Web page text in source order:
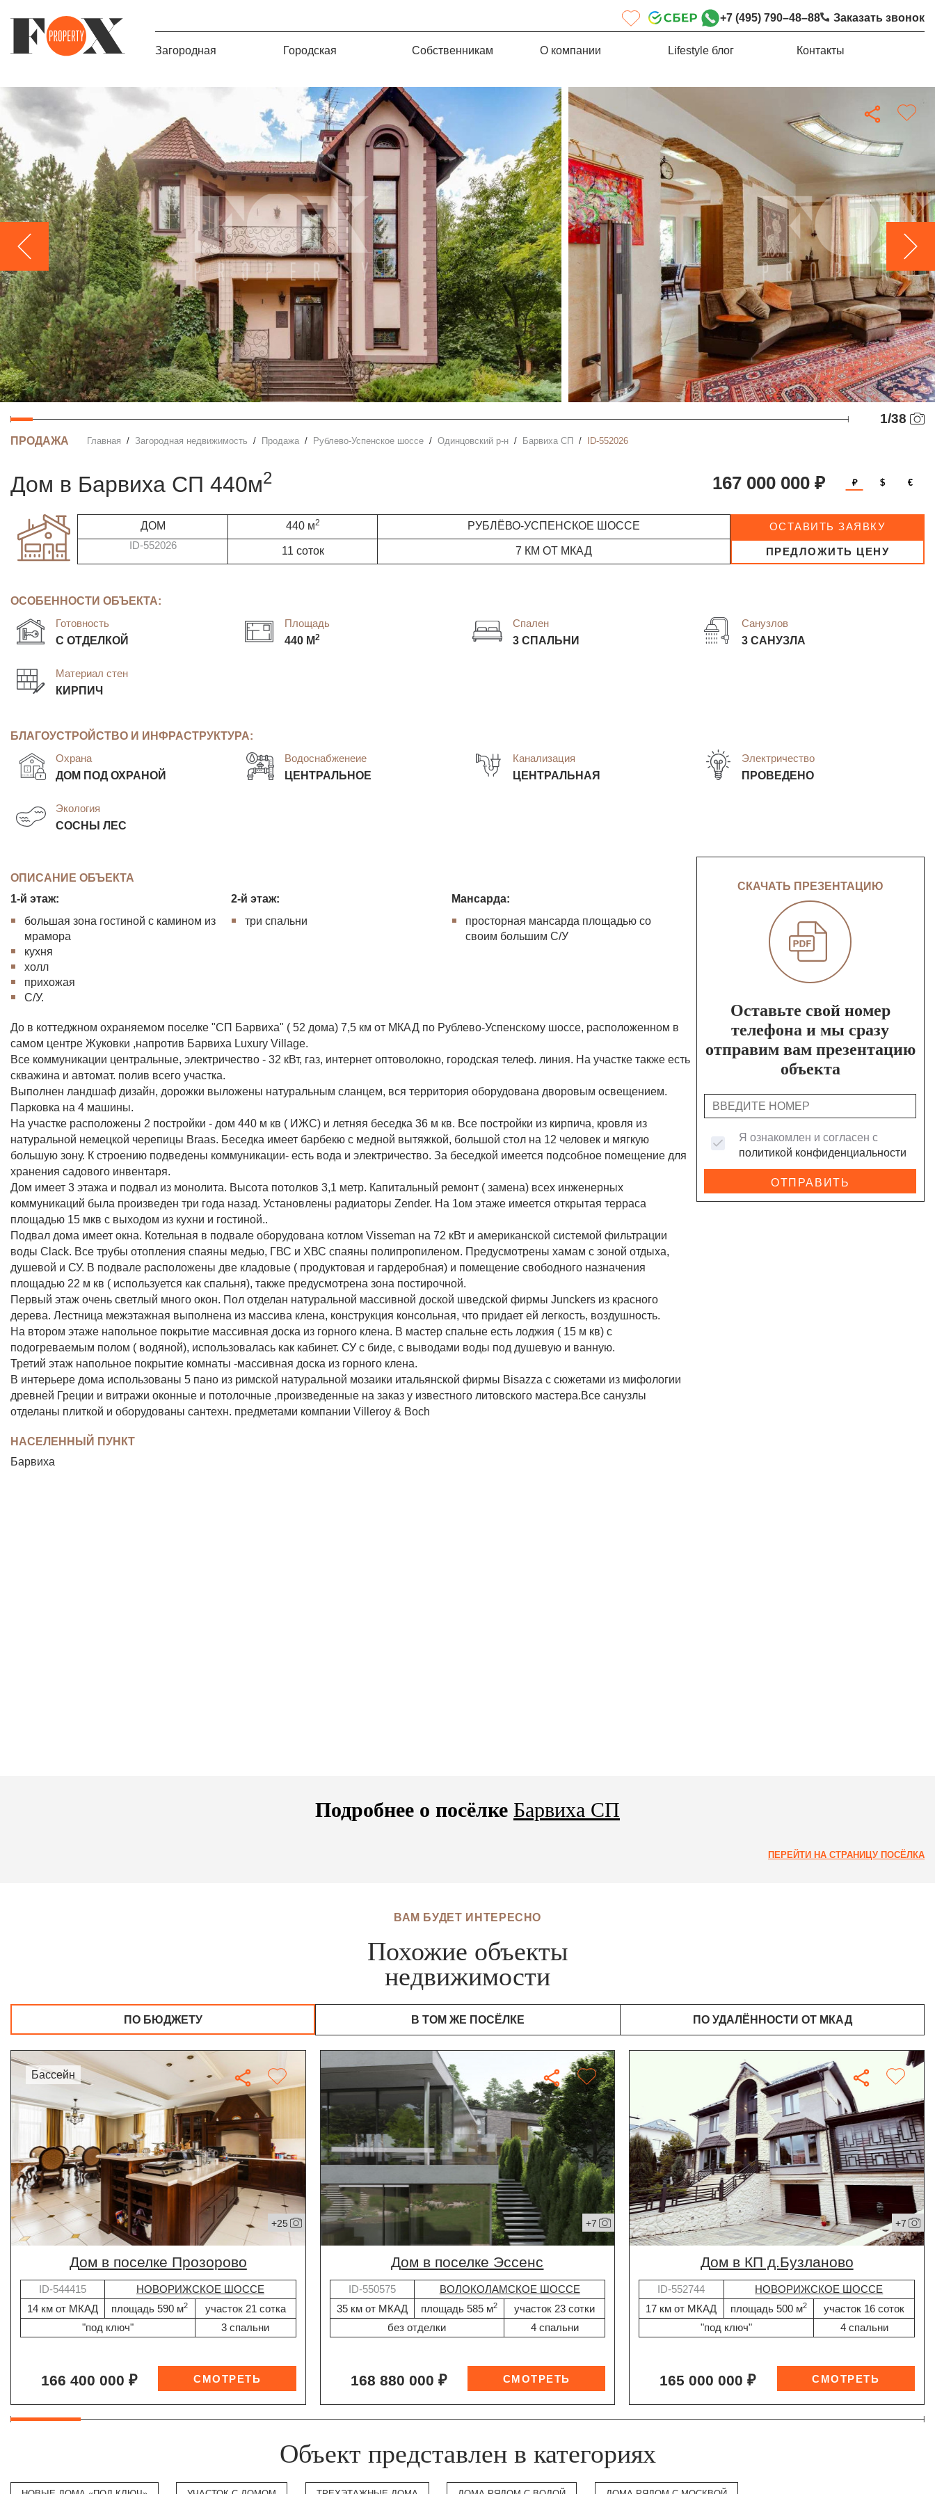
+7 (495) 790–48–88 Заказать звонок
Загородная Городская Собственникам О компании Lifestyle блог Контакты
1/38
ПРОДАЖА Главная Загородная недвижимость Продажа Рублево-Успенское шоссе Одинцовский р-н Барвиха СП ID-552026
дом в Барвиха СП 440м2 167 000 000 ₽ ₽ $ €
ДОМ 440 м2 РУБЛЁВО-УСПЕНСКОЕ ШОССЕ
ID-552026 11 соток 7 КМ ОТ МКАД
ОСТАВИТЬ ЗАЯВКУ
ПРЕДЛОЖИТЬ ЦЕНУ
ОСОБЕННОСТИ ОБЪЕКТА:
Готовность
С ОТДЕЛКОЙ
Площадь
440 М2
Спален
3 СПАЛЬНИ
Санузлов
3 САНУЗЛА
Материал стен
КИРПИЧ
БЛАГОУСТРОЙСТВО И ИНФРАСТРУКТУРА:
Охрана
ДОМ ПОД ОХРАНОЙ
Водоснабженеие
ЦЕНТРАЛЬНОЕ
Канализация
ЦЕНТРАЛЬНАЯ
Электричество
ПРОВЕДЕНО
Экология
СОСНЫ ЛЕС
ОПИСАНИЕ ОБЪЕКТА
1-й этаж:
большая зона гостиной с камином из
мрамора
кухня
холл
прихожая
С/У.
2-й этаж:
три спальни
Мансарда:
просторная мансарда площадью со
своим большим С/У
До в коттеджном охраняемом поселке "СП Барвиха" ( 52 дома) 7,5 км от МКАД по Рублево-Успенскому шоссе, расположенном в
самом центре Жуковки ,напротив Барвиха Luxury Village.
Все коммуникации центральные, электричество - 32 кВт, газ, интернет оптоволокно, городская телеф. линия. На участке также есть
скважина и автомат. полив всего участка.
Выполнен ландшаф дизайн, дорожки выложены натуральным сланцем, вся территория оборудована дворовым освещением.
Парковка на 4 машины.
На участке расположены 2 постройки - дом 440 м кв ( ИЖС) и летняя беседка 36 м кв. Все постройки из кирпича, кровля из
натуральной немецкой черепицы Braas. Беседка имеет барбекю c медной вытяжкой, большой стол на 12 человек и мягкую
большую зону. К строению подведены коммуникации- есть вода и электричество. За беседкой имеется подсобное помещение для
хранения садового инвентаря.
Дом имеет 3 этажа и подвал из монолита. Высота потолков 3,1 метр. Капитальный ремонт ( замена) всех инженерных
коммуникаций была произведен три года назад. Установлены радиаторы Zender. На 1ом этаже имеется открытая терраса
площадью 15 мкв с выходом из кухни и гостиной..
Подвал дома имеет окна. Котельная в подвале оборудована котлом Visseman на 72 кВт и американской системой фильтрации
воды Clack. Все трубы отопления спаяны медью, ГВС и ХВС спаяны полипропиленом. Предусмотрены хамам с зоной отдыха,
душевой и СУ. В подвале расположены две кладовые ( продуктовая и гардеробная) и помещение свободного назначения
площадью 22 м кв ( используется как спальня), также предусмотрена зона постирочной.
Первый этаж очень светлый много окон. Пол отделан натуральной массивной доской шведской фирмы Junckers из красного
дерева. Лестница межэтажная выполнена из массива клена, конструкция консольная, что придает ей легкость, воздушность.
На втором этаже напольное покрытие массивная доска из горного клена. В мастер спальне есть лоджия ( 15 м кв) с
подогреваемым полом ( водяной), использовалась как кабинет. СУ с биде, с выводами воды под душевую и ванную.
Третий этаж напольное покрытие комнаты -массивная доска из горного клена.
В интерьере дома использованы 5 пано из римской натуральной мозаики итальянской фирмы Bisazza с сюжетами из мифологии
древней Греции и витражи оконные и потолочные ,произведенные на заказ у известного литовского мастера.Все санузлы
отделаны плиткой и оборудованы сантехн. предметами компании Villeroy & Boch
НАСЕЛЕННЫЙ ПУНКТ
Барвиха
СКАЧАТЬ ПРЕЗЕНТАЦИЮ
Оставьте свой номер
телефона и мы сразу
отправим вам презентацию
объекта
Я ознакомлен и согласен с
политикой конфиденциальности
ОТПРАВИТЬ
Подробнее о посёлке Барвиха СП
ПЕРЕЙТИ НА СТРАНИЦУ ПОСЁЛКА
ВАМ БУДЕТ ИНТЕРЕСНО
Похожие объекты
недвижимости
ПО БЮДЖЕТУ В ТОМ ЖЕ ПОСЁЛКЕ ПО УДАЛЁННОСТИ ОТ МКАД
бассейн
+25
дом в поселке Прозорово
ID-544415
НОВОРИЖСКОЕ ШОССЕ
14 км от МКАД
площадь 590 м2
участок 21 сотка
"под ключ"
3 спальни
166 400 000 ₽
+7
дом в поселке Эссенс
ID-550575
ВОЛОКОЛАМСКОЕ ШОССЕ
35 км от МКАД
площадь 585 м2
участок 23 сотки
без отделки
4 спальни
168 880 000 ₽
+7
дом в КП д.Бузланово
ID-552744
НОВОРИЖСКОЕ ШОССЕ
17 км от МКАД
площадь 500 м2
участок 16 соток
"под ключ"
4 спальни
165 000 000 ₽
Объект представлен в категориях